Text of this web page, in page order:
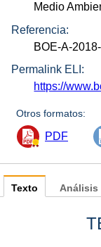
Medio
Referencia:
BOE-A-
Permalink ELI:
https://
Otros formatos:
PDF
Texto Análisis